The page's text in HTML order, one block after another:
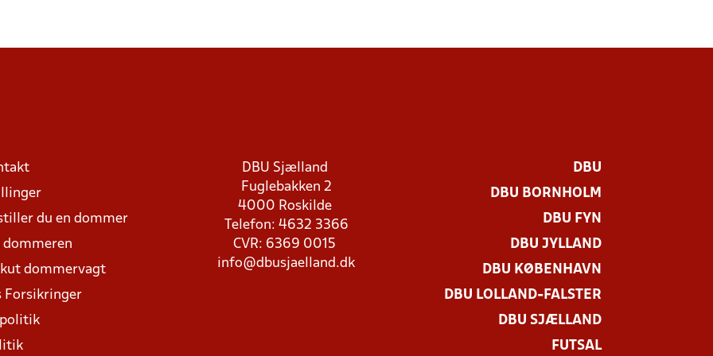
du en dommer
dommeren
dommervagt
Forsikringer
DBU Sjælland
Fuglebakken 2
4000 Roskilde
Telefon: 4632 3366
CVR: 6369 0015
info@dbusjaelland.dk
DBU
DBU BORNHOLM
DBU FYN
DBU JYLLAND
DBU KØBENHAVN
DBU LOLLAND-FALSTER
DBU SJÆLLAND
FUTSAL